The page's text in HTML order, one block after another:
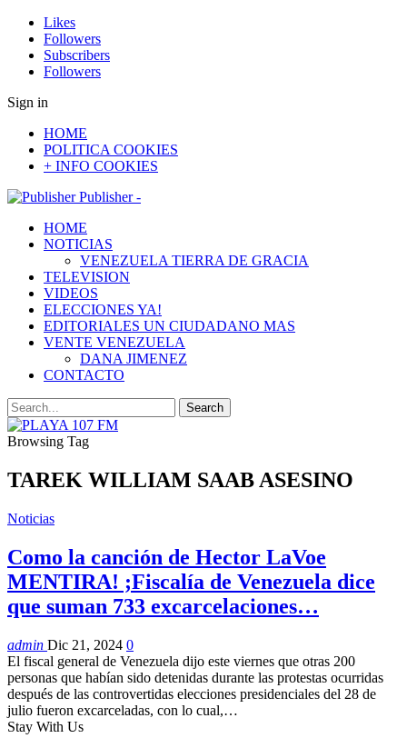
Likes
Followers
Subscribers
Followers
Sign in
HOME
POLITICA COOKIES
+ INFO COOKIES
Publisher -
HOME
NOTICIAS
VENEZUELA TIERRA DE GRACIA
TELEVISION
VIDEOS
ELECCIONES YA!
EDITORIALES UN CIUDADANO MAS
VENTE VENEZUELA
DANA JIMENEZ
CONTACTO
Browsing Tag
TAREK WILLIAM SAAB ASESINO
Noticias
Como la canción de Hector LaVoe
MENTIRA! ;Fiscalía de Venezuela dice
que suman 733 excarcelaciones…
admin Dic 21, 2024 0
El fiscal general de Venezuela dijo este viernes que otras 200
personas que habían sido detenidas durante las protestas ocurridas
después de las controvertidas elecciones presidenciales del 28 de
julio fueron excarceladas, con lo cual,…
Stay With Us